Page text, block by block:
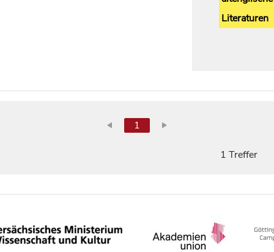
Literaturen
1
1 Treffer